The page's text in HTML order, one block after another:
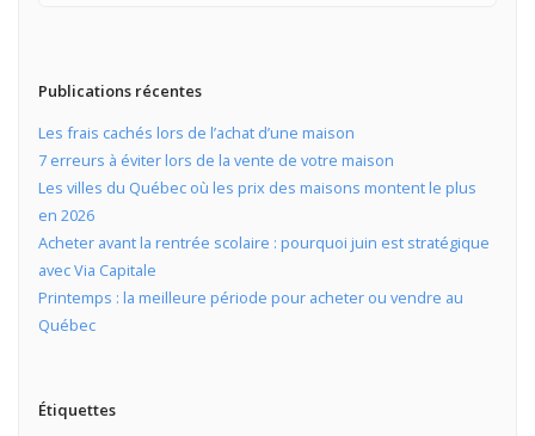
Publications récentes
Les frais cachés lors de l’achat d’une maison
7 erreurs à éviter lors de la vente de votre maison
Les villes du Québec où les prix des maisons montent le plus
en 2026
Acheter avant la rentrée scolaire : pourquoi juin est stratégique
avec Via Capitale
Printemps : la meilleure période pour acheter ou vendre au
Québec
Étiquettes